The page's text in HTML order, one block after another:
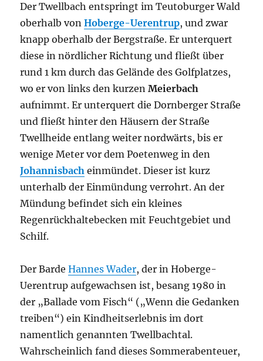
Der Twellbach entspringt im Teutoburger Wald
oberhalb vonHoberge-Uerentrup, und zwar
knapp oberhalb der Bergstraße. Er unterquert
diese in nördlicher Richtung und fließt über
rund 1 km durch das Gelände des Golfplatzes,
wo er von links den kurzenMeierbach
aufnimmt. Er unterquert die Dornberger Straße
und fließt hinter den Häusern der Straße
Twellheide entlang weiter nordwärts, bis er
wenige Meter vor dem Poetenweg in den
Johannisbach einmündet. Dieser ist kurz
unterhalb der Einmündung verrohrt. An der
Mündung befindet sich ein kleines
Regenrückhaltebecken mit Feuchtgebiet und
Schilf.
Der BardeHannes Wader, der in Hoberge-
Uerentrup aufgewachsen ist, besang 1980 in
der „Ballade vom Fisch“ („Wenn die Gedanken
treiben“) ein Kindheitserlebnis im dort
namentlich genannten Twellbachtal.
Wahrscheinlich fand dieses Sommerabenteuer,